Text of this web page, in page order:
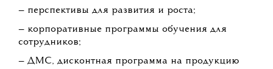
— перспективы для развития и роста;
— корпоративные программы обучения для
сотрудников;
— ДМС, дисконтная программа на продукцию